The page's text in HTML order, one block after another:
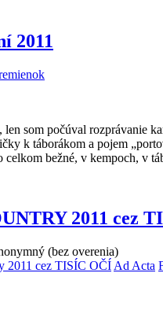
2011
len som počúval rozprávanie
k táborákom a pojem
bežné, v kempoch, v
2011 cez
(bez overenia)
2011 cez TISÍC OČÍ Ad Acta